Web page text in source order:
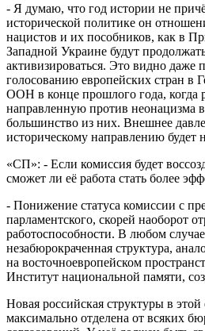
- Я думаю, что год истории не
исторической политике он
нацистов и их пособников, как в
Западной Украине будут
активизироваться. Это видно даже
голосованию европейских стран в
ООН в конце прошлого года, когда
направленную против неонацизма
большинство из них. Внешнее
историческому направлению будет
«СП»: - Если комиссия будет
сможет ли её работа стать более
- Понижение статуса комиссии с
парламентского, скорей наоборот
работоспособности. В любом
незабюрокраченная структура,
на восточноевропейском
Институт национальной памяти,
Новая российская структуры в
максимально отделена от всяких